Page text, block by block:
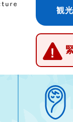
観光